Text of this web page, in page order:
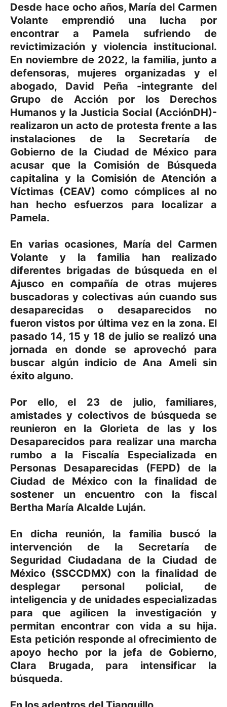
Desde hace ocho años, María del Carmen
Volante emprendió una lucha por
encontrar a Pamela sufriendo de
revictimización y violencia institucional.
En noviembre de 2022, la familia, junto a
defensoras, mujeres organizadas y el
abogado, David Peña -integrante del
Grupo de Acción por los Derechos
Humanos y la Justicia Social (AcciónDH)-
realizaron un acto de protesta frente a las
instalaciones de la Secretaría de
Gobierno de la Ciudad de México para
acusar que la Comisión de Búsqueda
capitalina y la Comisión de Atención a
Víctimas (CEAV) como cómplices al no
han hecho esfuerzos para localizar a
Pamela.
En varias ocasiones, María del Carmen
Volante y la familia han realizado
diferentes brigadas de búsqueda en el
Ajusco en compañía de otras mujeres
buscadoras y colectivas aún cuando sus
desaparecidas o desaparecidos no
fueron vistos por última vez en la zona. El
pasado 14, 15 y 18 de julio se realizó una
jornada en donde se aprovechó para
buscar algún indicio de Ana Ameli sin
éxito alguno.
Por ello, el 23 de julio, familiares,
amistades y colectivos de búsqueda se
reunieron en la Glorieta de las y los
Desaparecidos para realizar una marcha
rumbo a la Fiscalía Especializada en
Personas Desaparecidas (FEPD) de la
Ciudad de México con la finalidad de
sostener un encuentro con la fiscal
Bertha María Alcalde Luján.
En dicha reunión, la familia buscó la
intervención de la Secretaría de
Seguridad Ciudadana de la Ciudad de
México (SSCCDMX) con la finalidad de
desplegar personal policial, de
inteligencia y de unidades especializadas
para que agilicen la investigación y
permitan encontrar con vida a su hija.
Esta petición responde al ofrecimiento de
apoyo hecho por la jefa de Gobierno,
Clara Brugada, para intensificar la
búsqueda.